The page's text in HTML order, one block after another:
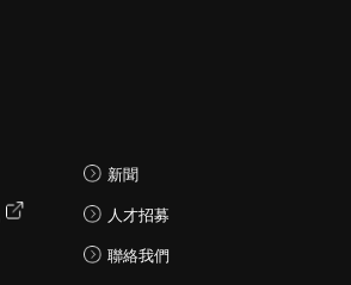
新聞
人才招募
聯絡我們